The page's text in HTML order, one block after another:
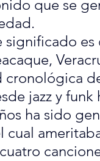
que se
significado es
cronológica
jazz y
ha sido
cual